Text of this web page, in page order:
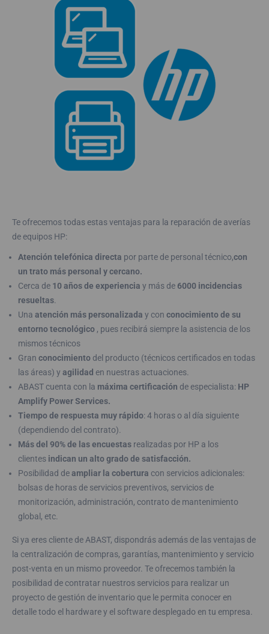
Te ofrecemos todas estas ventajas para la reparación de averías
de equipos HP:
Atención telefónica directa por parte de personal técnico,con
un trato más personal y cercano.
Cerca de 10 años de experiencia y más de 6000 incidencias
resueltas.
Una atención más personalizada y con conocimiento de su
entorno tecnológico , pues recibirá siempre la asistencia de los
mismos técnicos
Gran conocimiento del producto (técnicos certificados en todas
las áreas) y agilidad en nuestras actuaciones.
ABAST cuenta con la máxima certificación de especialista: HP
Amplify Power Services.
Tiempo de respuesta muy rápido: 4 horas o al día siguiente
(dependiendo del contrato).
Más del 90% de las encuestas realizadas por HP a los
clientes indican un alto grado de satisfacción.
Posibilidad deampliar la cobertura con servicios adicionales:
bolsas de horas de servicios preventivos, servicios de
monitorización, administración, contrato de mantenimiento
global, etc.
Si ya eres cliente de ABAST, dispondrás además de las ventajas de
la centralización de compras, garantías, mantenimiento y servicio
post-venta en un mismo proveedor. Te ofrecemos también la
posibilidad de contratar nuestros servicios para realizar un
proyecto de gestión de inventario que le permita conocer en
detalle todo el hardware y el software desplegado en tu empresa.